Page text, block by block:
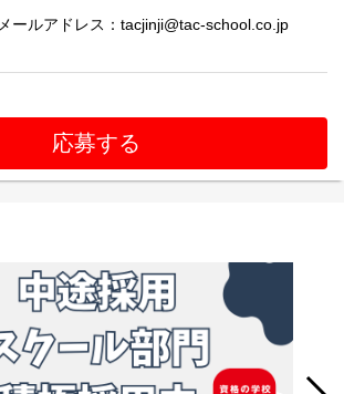
メールアドレス：tacjinji@tac-school.co.jp
応募する